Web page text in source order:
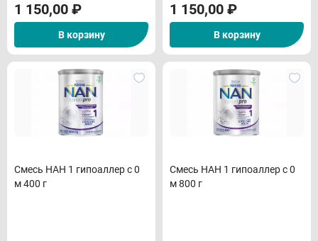
1 150,00 ₽
В корзину
1 150,00 ₽
В корзину
Смесь НАН 1 гипоаллер с 0
м 400 г
Смесь НАН 1 гипоаллер с 0
м 800 г